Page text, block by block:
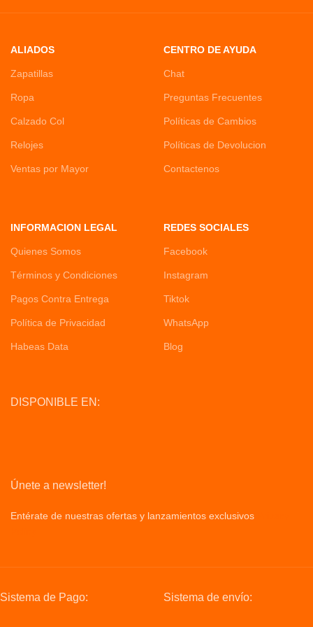
ALIADOS
Zapatillas
Ropa
Calzado Col
Relojes
Ventas por Mayor
CENTRO DE AYUDA
Chat
Preguntas Frecuentes
Políticas de Cambios
Políticas de Devolucion
Contactenos
INFORMACION LEGAL
Quienes Somos
Términos y Condiciones
Pagos Contra Entrega
Política de Privacidad
Habeas Data
REDES SOCIALES
Facebook
Instagram
Tiktok
WhatsApp
Blog
DISPONIBLE EN:
Únete a newsletter!
Entérate de nuestras ofertas y lanzamientos exclusivos
Sistema de Pago: Sistema de envío: